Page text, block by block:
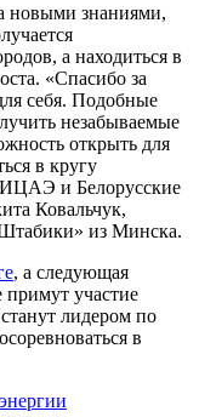
новыми знаниями,
а находиться в
«Спасибо за
себя. Подобные
незабываемые
открыть для
в кругу
ИЦАЭ и Белорусские
Ковальчук,
из Минска.
, а следующая
примут участие
лидером по
в